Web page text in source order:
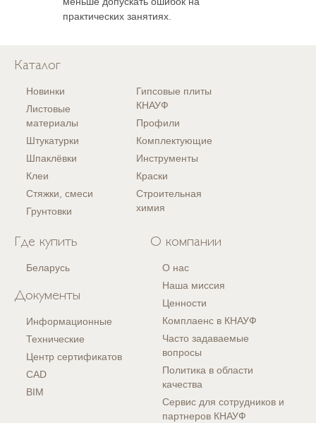
практических занятиях.
Каталог
Новинки
Листовые
материалы
Штукатурки
Шпаклёвки
Клеи
Стяжки, смеси
Грунтовки
Гипсовые плиты
КНАУФ
Профили
Комплектующие
Инструменты
Краски
Строительная
химия
Где купить
Беларусь
Документы
Информационные
Технические
Центр сертификатов
CAD
BIM
О компании
О нас
Наша миссия
Ценности
Комплаенс в КНАУФ
Часто задаваемые
вопросы
Политика в области
качества
Сервис для сотрудников и
партнеров КНАУФ